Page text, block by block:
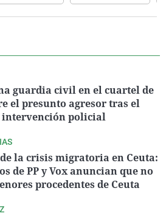
guardia civil en el cuartel de
el presunto agresor tras el
intervención policial
la crisis migratoria en Ceuta:
de PP y Vox anuncian que no
procedentes de Ceuta